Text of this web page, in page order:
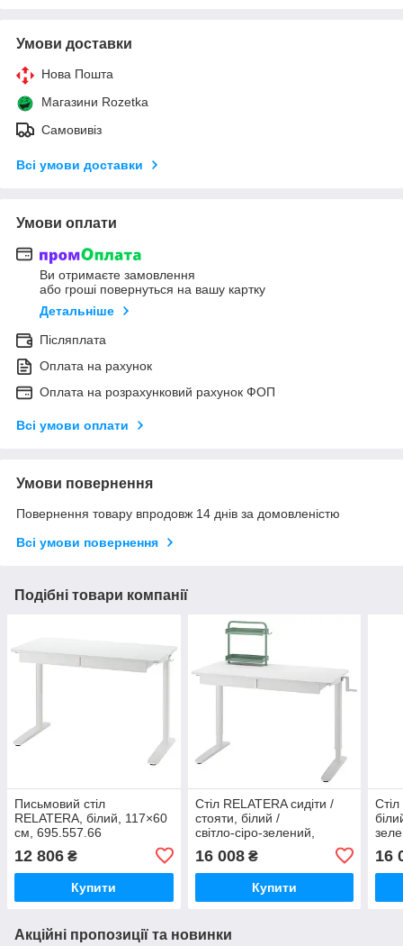
Умови доставки
Нова Пошта
Магазини Rozetka
Самовивіз
Всі умови доставки
Умови оплати
Ви отримаєте замовлення
або гроші повернуться на вашу картку
Детальніше
Післяплата
Оплата на рахунок
Оплата на розрахунковий рахунок ФОП
Всі умови оплати
Умови повернення
Повернення товару впродовж 14 днів за домовленістю
Всі умови повернення
Подібні товари компанії
Письмовий стіл
RELATERA, білий, 117×60
см, 695.557.66
12 806 ₴
Купити
Стіл RELATERA сидіти /
стояти, білий /
світло‑сіро‑зелений,
16 008₴
Купити
16
Акційні пропозиції та новинки